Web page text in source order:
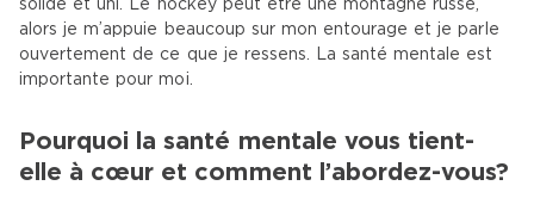
solide et uni. Le hockey peut être une montagne russe,
alors je m’appuie beaucoup sur mon entourage et je parle
ouvertement de ce que je ressens. La santé mentale est
importante pour moi.
Pourquoi la santé mentale vous tient-
elle à cœur et comment l’abordez-vous?